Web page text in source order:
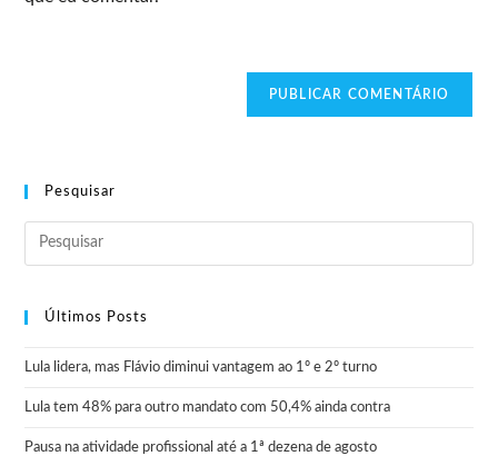
Pesquisar
Últimos Posts
Lula lidera, mas Flávio diminui vantagem ao 1º e 2º turno
Lula tem 48% para outro mandato com 50,4% ainda contra
Pausa na atividade profissional até a 1ª dezena de agosto